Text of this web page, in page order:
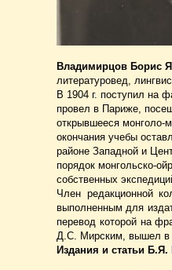
Владимирцов Борис
литературовед,
В 1904 г. поступил на
провел в Париже,
открывшееся монголо-
окончания учебы
районе Западной и
порядок монгольско-
собственных
Член редакционной
выполненным для
перевод которой на
Д.С. Мирским, вышел в
Издания и статьи